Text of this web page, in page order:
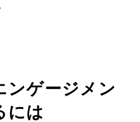
ンゲージメン
には